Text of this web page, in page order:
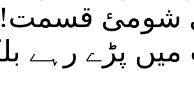
شومئ قسمت!
پڑے رہے